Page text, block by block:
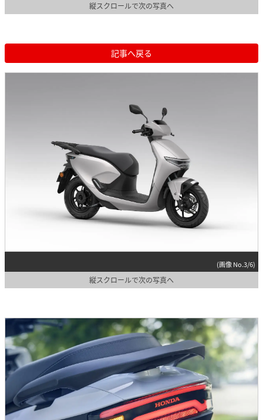
縦スクロールで次の写真へ
記事へ戻る
(画像 No.3/6)
縦スクロールで次の写真へ